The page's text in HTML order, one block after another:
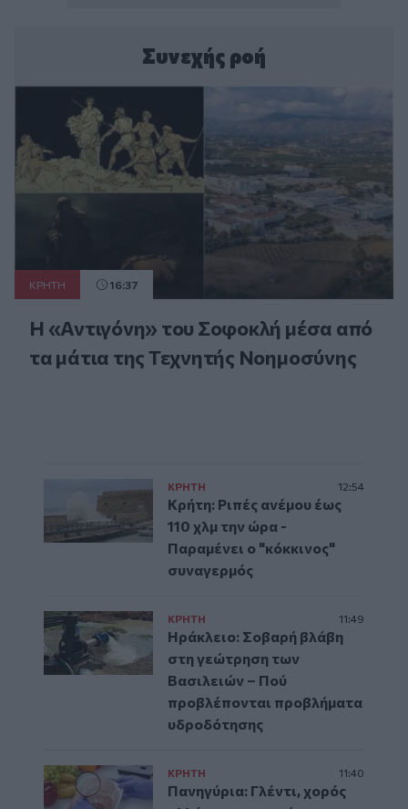
Συνεχής ροή
ΚΡΗΤΗ 16:37
Η «Αντιγόνη» του Σοφοκλή μέσα από
τα μάτια της Τεχνητής Νοημοσύνης
ΚΡΗΤΗ 12:54
Κρήτη: Ριπές ανέμου έως
110 χλμ την ώρα -
Παραμένει ο "κόκκινος"
συναγερμός
ΚΡΗΤΗ 11:49
Ηράκλειο: Σοβαρή βλάβη
στη γεώτρηση των
Βασιλειών – Πού
προβλέπονται προβλήματα
υδροδότησης
ΚΡΗΤΗ 11:40
Πανηγύρια: Γλέντι, χορός